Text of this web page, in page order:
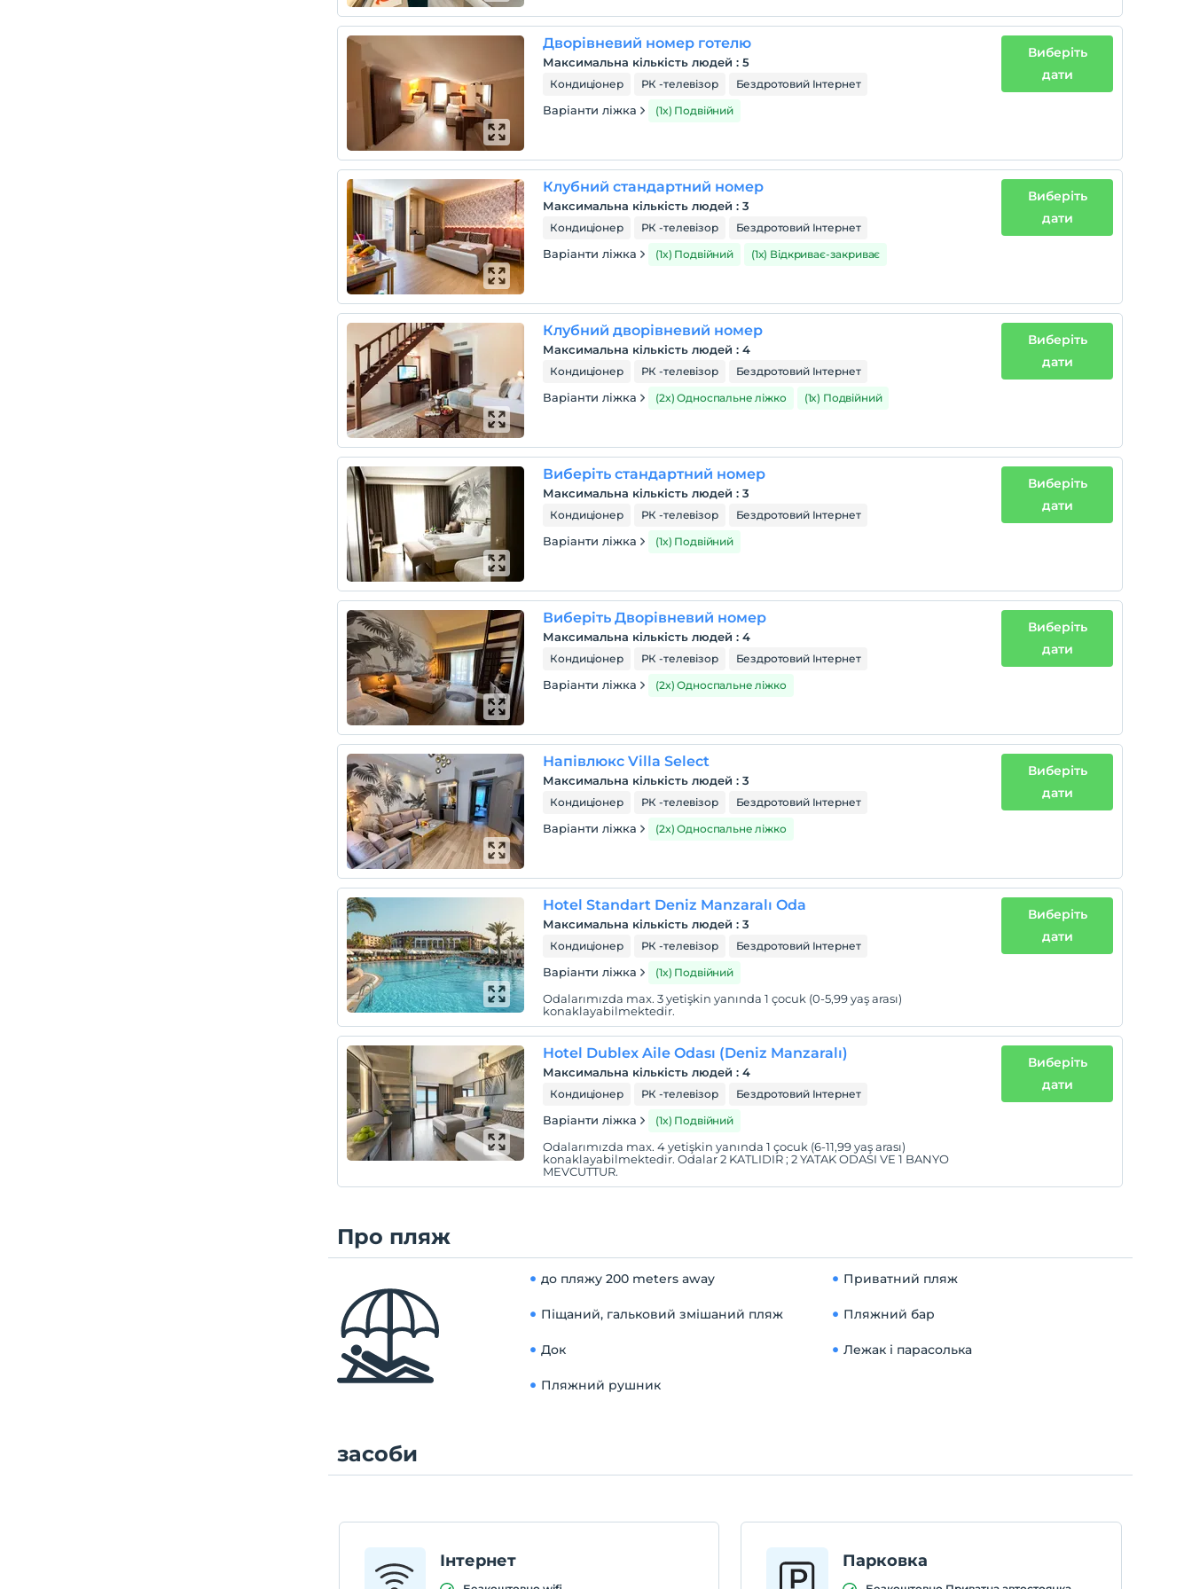
Дворівневий номер готелю
Максимальна кількість людей :5
Кондиціонер РК -телевізор Бездротовий Інтернет
Варіанти ліжка (1x) Подвійний
Виберіть
дати
Клубний стандартний номер
Максимальна кількість людей :3
Кондиціонер РК -телевізор Бездротовий Інтернет
Варіанти ліжка (1x) Подвійний (1x) Відкриває-закриває
Виберіть
дати
Клубний дворівневий номер
Максимальна кількість людей :4
Кондиціонер РК -телевізор Бездротовий Інтернет
Варіанти ліжка (2x) Односпальне ліжко (1x) Подвійний
Виберіть
дати
Виберіть стандартний номер
Максимальна кількість людей :3
Кондиціонер РК -телевізор Бездротовий Інтернет
Варіанти ліжка (1x) Подвійний
Виберіть
дати
Виберіть Дворівневий номер
Максимальна кількість людей :4
Кондиціонер РК -телевізор Бездротовий Інтернет
Варіанти ліжка (2x) Односпальне ліжко
Виберіть
дати
Напівлюкс Villa Select
Максимальна кількість людей :3
Кондиціонер РК -телевізор Бездротовий Інтернет
Варіанти ліжка (2x) Односпальне ліжко
Виберіть
дати
Hotel Standart Deniz Manzaralı Oda
Максимальна кількість людей :3
Кондиціонер РК -телевізор Бездротовий Інтернет
Варіанти ліжка (1x) Подвійний
Odalarımızda max. 3 yetişkin yanında 1 çocuk (0-5,99 yaş arası)
konaklayabilmektedir.
Виберіть
дати
Hotel Dublex Aile Odası (Deniz Manzaralı)
Максимальна кількість людей :4
Кондиціонер РК -телевізор Бездротовий Інтернет
Варіанти ліжка (1x) Подвійний
Odalarımızda max. 4 yetişkin yanında 1 çocuk (6-11,99 yaş arası)
konaklayabilmektedir. Odalar 2 KATLIDIR ; 2 YATAK ODASI VE 1 BANYO
MEVCUTTUR.
Виберіть
дати
Про пляж
до пляжу 200 meters away Приватний пляж
Піщаний, гальковий змішаний пляж Пляжний бар
Док Лежак і парасолька
Пляжний рушник
засоби
Інтернет Парковка